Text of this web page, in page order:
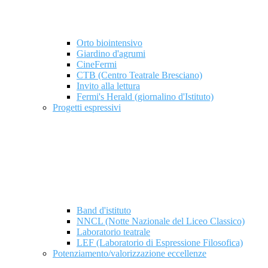
Orto biointensivo
Giardino d'agrumi
CineFermi
CTB (Centro Teatrale Bresciano)
Invito alla lettura
Fermi's Herald (giornalino d'Istituto)
Progetti espressivi
Band d'istituto
NNCL (Notte Nazionale del Liceo Classico)
Laboratorio teatrale
LEF (Laboratorio di Espressione Filosofica)
Potenziamento/valorizzazione eccellenze